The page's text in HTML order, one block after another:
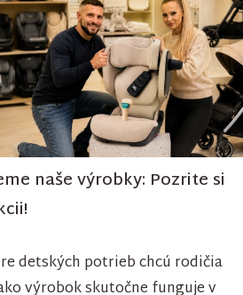
naše výrobky: Pozrite si
detských potrieb chcú rodičia
výrobok skutočne funguje v